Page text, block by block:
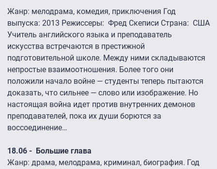
Жанр: мелодрама, комедия, приключения Год
выпуска: 2013 Режиссеры: Фред Скеписи Страна: США
Учитель английского языка и преподаватель
искусства встречаются в престижной
подготовительной школе. Между ними складываются
непростые взаимоотношения. Более того они
положили начало войне — студенты теперь пытаются
доказать, что сильнее — слово или изображение. Но
настоящая война идет против внутренних демонов
преподавателей, пока их души борются за
воссоединение…
18.06 - Большие глава
Жанр: драма, мелодрама, криминал, биография. Год